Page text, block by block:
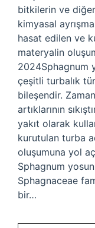
bitkilerin ve diğer
kimyasal
hasat edilen ve
materyalin
2024Sphagnum
çeşitli turbalık
bileşendir.
artıklarının
yakıt olarak
kurutulan turba
oluşumuna yol
Sphagnum
Sphagnaceae
bir…